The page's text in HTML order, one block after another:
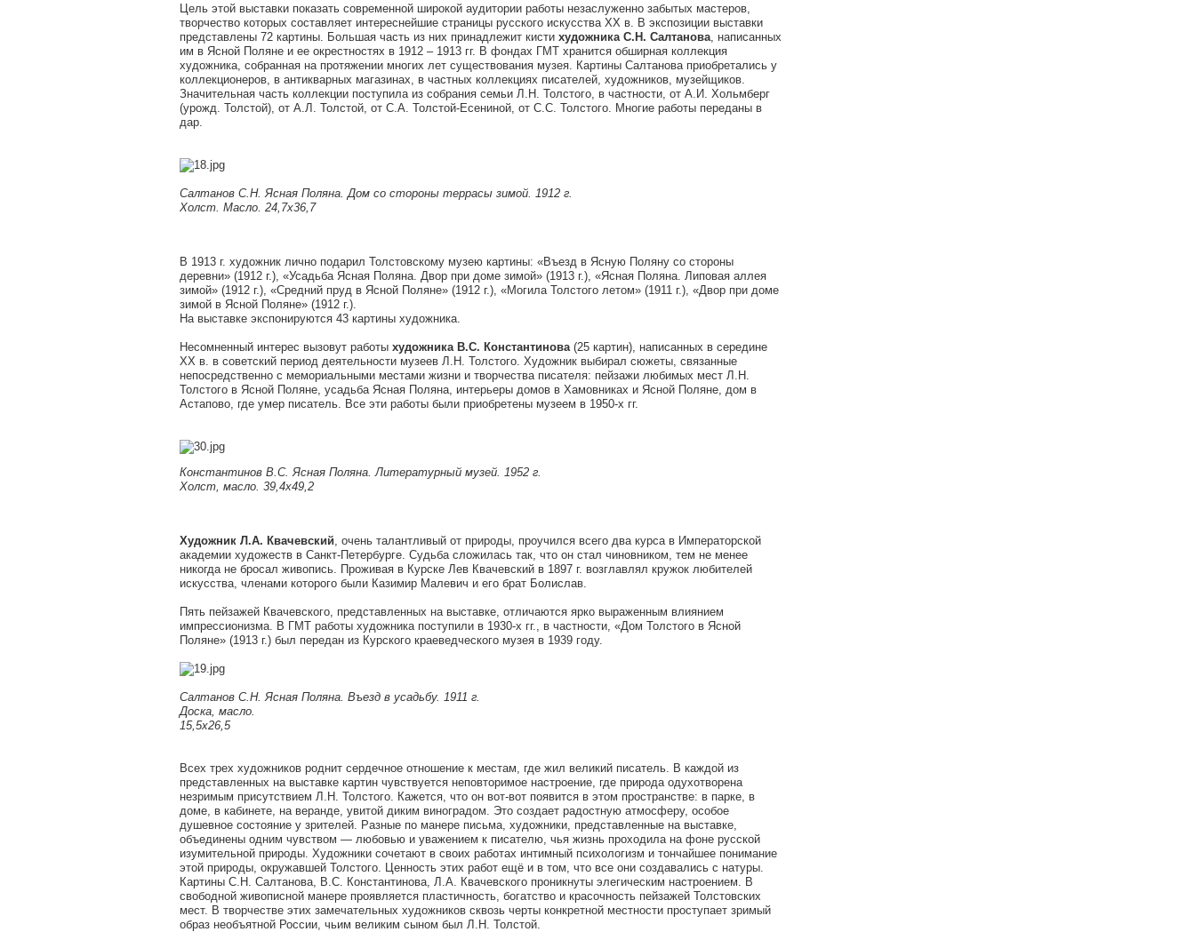
Цель этой выставки показать современной широкой аудитории работы незаслуженно забытых мастеров,
творчество которых составляет интереснейшие страницы русского искусства XX в. В экспозиции выставки
представлены 72 картины. Большая часть из них принадлежит кисти художника С.Н. Салтанова , написанных
им в Ясной Поляне и ее окрестностях в 1912 – 1913 гг. В фондах ГМТ хранится обширная коллекция
художника, собранная на протяжении многих лет существования музея. Картины Салтанова приобретались у
коллекционеров, в антикварных магазинах, в частных коллекциях писателей, художников, музейщиков.
Значительная часть коллекции поступила из собрания семьи Л.Н. Толстого, в частности, от А.И. Хольмберг
(урожд. Толстой), от А.Л. Толстой, от С.А. Толстой-Есениной, от С.С. Толстого. Многие работы переданы в
дар.
Салтанов С.Н. Ясная Поляна. Дом со стороны террасы зимой. 1912 г.
Холст. Масло. 24,7х36,7
В 1913 г. художник лично подарил Толстовскому музею картины: «Въезд в Ясную Поляну со стороны
деревни» (1912 г.), «Усадьба Ясная Поляна. Двор при доме зимой» (1913 г.), «Ясная Поляна. Липовая аллея
зимой» (1912 г.), «Средний пруд в Ясной Поляне» (1912 г.), «Могила Толстого летом» (1911 г.), «Двор при доме
зимой в Ясной Поляне» (1912 г.).
На выставке экспонируются 43 картины художника.
Несомненный интерес вызовут работы художника В.С. Константинова (25 картин), написанных в середине
XX в. в советский период деятельности музеев Л.Н. Толстого. Художник выбирал сюжеты, связанные
непосредственно с мемориальными местами жизни и творчества писателя: пейзажи любимых мест Л.Н.
Толстого в Ясной Поляне, усадьба Ясная Поляна, интерьеры домов в Хамовниках и Ясной Поляне, дом в
Астапово, где умер писатель. Все эти работы были приобретены музеем в 1950-х гг.
Константинов В.С. Ясная Поляна. Литературный музей. 1952 г.
Холст, масло. 39,4х49,2
Художник Л.А. Квачевский , очень талантливый от природы, проучился всего два курса в Императорской
академии художеств в Санкт-Петербурге. Судьба сложилась так, что он стал чиновником, тем не менее
никогда не бросал живопись. Проживая в Курске Лев Квачевский в 1897 г. возглавлял кружок любителей
искусства, членами которого были Казимир Малевич и его брат Болислав.
Пять пейзажей Квачевского, представленных на выставке, отличаются ярко выраженным влиянием
импрессионизма. В ГМТ работы художника поступили в 1930-х гг., в частности, «Дом Толстого в Ясной
Поляне» (1913 г.) был передан из Курского краеведческого музея в 1939 году.
Салтанов С.Н. Ясная Поляна. Въезд в усадьбу. 1911 г.
Доска, масло.
15,5х26,5
Всех трех художников роднит сердечное отношение к местам, где жил великий писатель. В каждой из
представленных на выставке картин чувствуется неповторимое настроение, где природа одухотворена
незримым присутствием Л.Н. Толстого. Кажется, что он вот-вот появится в этом пространстве: в парке, в
доме, в кабинете, на веранде, увитой диким виноградом. Это создает радостную атмосферу, особое
душевное состояние у зрителей. Разные по манере письма, художники, представленные на выставке,
объединены одним чувством — любовью и уважением к писателю, чья жизнь проходила на фоне русской
изумительной природы. Художники сочетают в своих работах интимный психологизм и тончайшее понимание
этой природы, окружавшей Толстого. Ценность этих работ ещё и в том, что все они создавались с натуры.
Картины С.Н. Салтанова, В.С. Константинова, Л.А. Квачевского проникнуты элегическим настроением. В
свободной живописной манере проявляется пластичность, богатство и красочность пейзажей Толстовских
мест. В творчестве этих замечательных художников сквозь черты конкретной местности проступает зримый
образ необъятной России, чьим великим сыном был Л.Н. Толстой.